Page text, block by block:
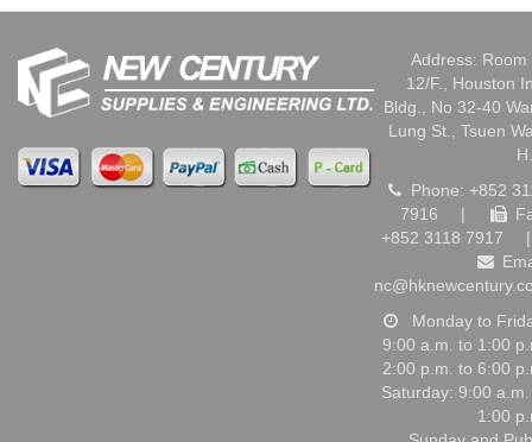
Address: Room
12/F., Houston
Bldg., No 32-40
Lung St., Tsuen
Phone: +852
7916
|
+852 3118 7917
|
Monday to
9:00 a.m. to 1:00
2:00 p.m. to 6:00
Saturday: 9:00
1:00